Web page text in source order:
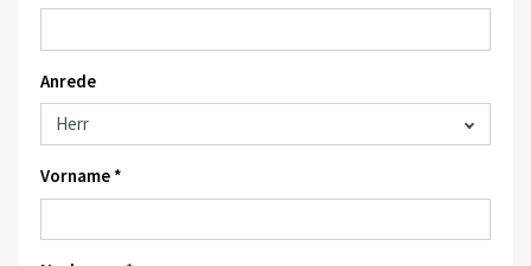
Anrede
Vorname *